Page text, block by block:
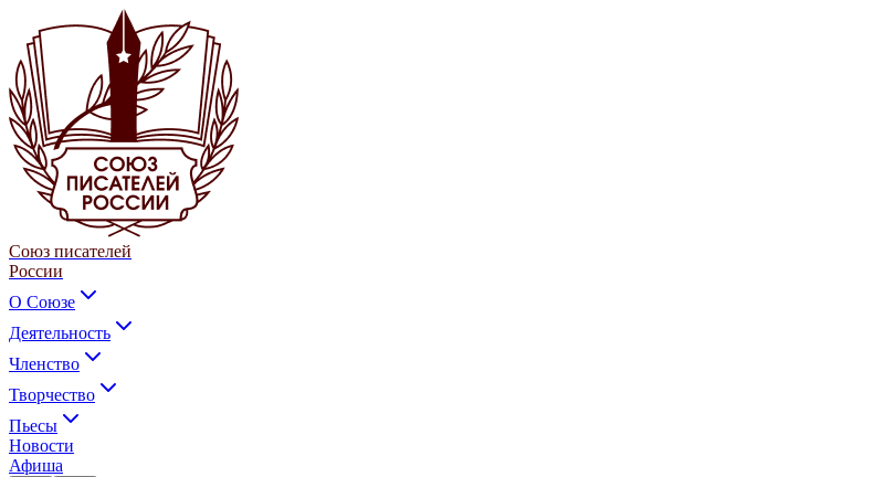
Союз писателей
России
О Союзе
Деятельность
Членство
Творчество
Пьесы
Новости
Афиша